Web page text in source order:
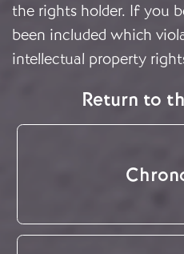
the rights holder. If you
been included which
intellectual property
Return to